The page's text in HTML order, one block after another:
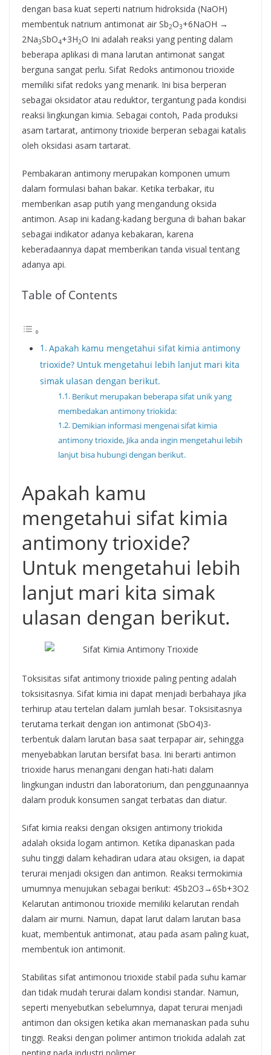
dengan basa kuat seperti natrium hidroksida (NaOH)
membentuk natrium antimonat air Sb2O3+6NaOH →
2Na3SbO4+3H2O Ini adalah reaksi yang penting dalam
beberapa aplikasi di mana larutan antimonat sangat
berguna sangat perlu. Sifat Redoks antimonou trioxide
memiliki sifat redoks yang menarik. Ini bisa berperan
sebagai oksidator atau reduktor, tergantung pada kondisi
reaksi lingkungan kimia. Sebagai contoh, Pada produksi
asam tartarat, antimony trioxide berperan sebagai katalis
oleh oksidasi asam tartarat.
Pembakaran antimony merupakan komponen umum
dalam formulasi bahan bakar. Ketika terbakar, itu
memberikan asap putih yang mengandung oksida
antimon. Asap ini kadang-kadang berguna di bahan bakar
sebagai indikator adanya kebakaran, karena
keberadaannya dapat memberikan tanda visual tentang
adanya api.
Table of Contents
Apakah kamu mengetahui sifat kimia antimony
trioxide? Untuk mengetahui lebih lanjut mari kita
simak ulasan dengan berikut.
Berikut merupakan beberapa sifat unik yang
membedakan antimony triokida:
Demikian informasi mengenai sifat kimia
antimony trioxide, Jika anda ingin mengetahui lebih
lanjut bisa hubungi dengan berikut.
Apakah kamu
mengetahui sifat kimia
antimony trioxide?
Untuk mengetahui lebih
lanjut mari kita simak
ulasan dengan berikut.
Toksisitas sifat antimony trioxide paling penting adalah
toksisitasnya. Sifat kimia ini dapat menjadi berbahaya jika
terhirup atau tertelan dalam jumlah besar. Toksisitasnya
terutama terkait dengan ion antimonat (SbO4)3-
terbentuk dalam larutan basa saat terpapar air, sehingga
menyebabkan larutan bersifat basa. Ini berarti antimon
trioxide harus menangani dengan hati-hati dalam
lingkungan industri dan laboratorium, dan penggunaannya
dalam produk konsumen sangat terbatas dan diatur.
Sifat kimia reaksi dengan oksigen antimony triokida
adalah oksida logam antimon. Ketika dipanaskan pada
suhu tinggi dalam kehadiran udara atau oksigen, ia dapat
terurai menjadi oksigen dan antimon. Reaksi termokimia
umumnya menujukan sebagai berikut:​ 4Sb2O3→6Sb+3O2
Kelarutan antimonou trioxide memiliki kelarutan rendah
dalam air murni. Namun, dapat larut dalam larutan basa
kuat, membentuk antimonat, atau pada asam paling kuat,
membentuk ion antimonit.
Stabilitas sifat antimonou trioxide stabil pada suhu kamar
dan tidak mudah terurai dalam kondisi standar. Namun,
seperti menyebutkan sebelumnya, dapat terurai menjadi
antimon dan oksigen ketika akan memanaskan pada suhu
tinggi. Reaksi dengan polimer antimon triokida adalah zat
penting pada industri polimer.